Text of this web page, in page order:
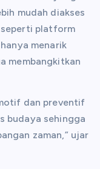
mudah diakses
seperti platform
menarik
membangkitkan
dan preventif
budaya sehingga
zaman,” ujar